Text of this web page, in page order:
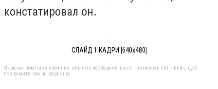
констатировал он.
СЛАЙД 1 КАДРИ [640x480]
Якщо ви помітили помилку, виділіть необхідний текст і натисніть Ctrl + Enter, щоб
повідомити про це редакцію